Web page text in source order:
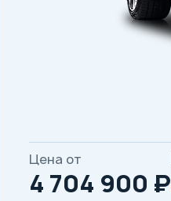
Цена от
4 704 900 ₽